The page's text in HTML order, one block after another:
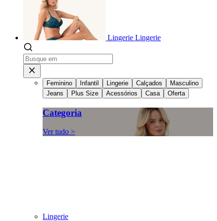
Lingerie Lingerie
Feminino Infantil Lingerie Calçados
Masculino
Jeans
Plus Size Acessórios Casa Oferta
Categoria
Ver tudo >
Lingerie